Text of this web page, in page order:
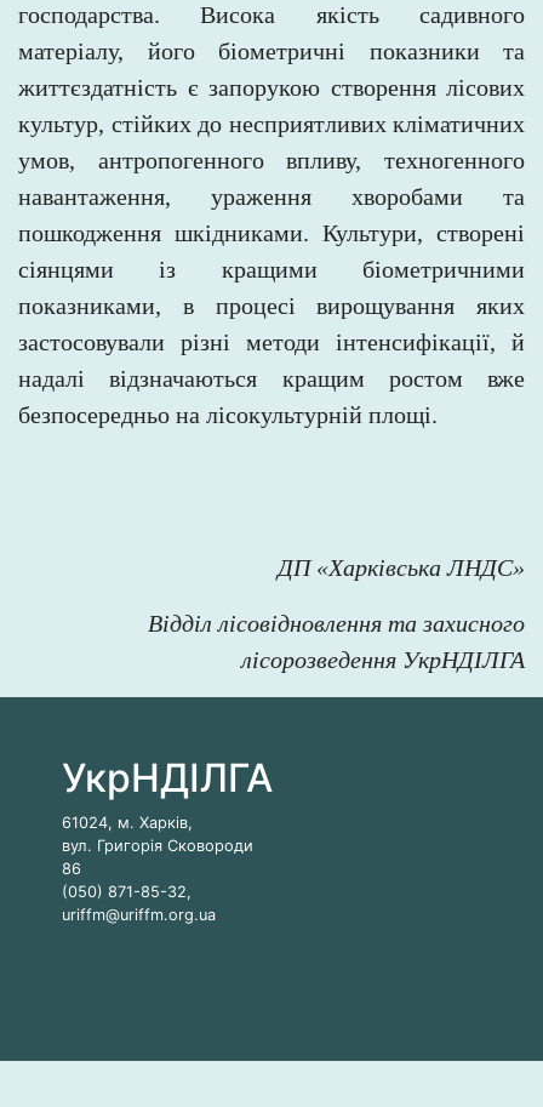
господарства. Висока якість садивного
матеріалу, його біометричні показники та
життєздатність є запорукою створення лісових
культур, стійких до несприятливих кліматичних
умов, антропогенного впливу, техногенного
навантаження, ураження хворобами та
пошкодження шкідниками. Культури, створені
сіянцями із кращими біометричними
показниками, в процесі вирощування яких
застосовували різні методи інтенсифікації, й
надалі відзначаються кращим ростом вже
безпосередньо на лісокультурній площі.
ДП «Харківська ЛНДС»
Відділ лісовідновлення та захисного
лісорозведення УкрНДІЛГА
УкрНДІЛГА
61024, м. Харків,
вул. Григорія Сковороди
86
(050) 871-85-32,
uriffm@uriffm.org.ua